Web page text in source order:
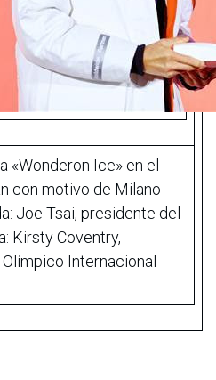
«Wonderon Ice» en el
con motivo de Milano
Joe Tsai, presidente del
Kirsty Coventry,
Internacional